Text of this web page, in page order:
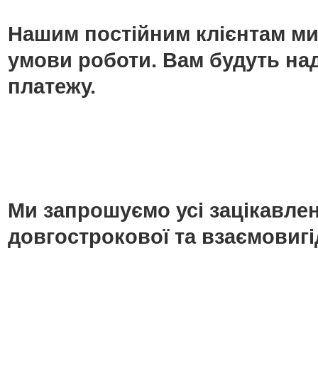
Нашим постійним клієнтам
умови роботи. Вам будуть
платежу.
Ми запрошуємо усі
довгострокової та